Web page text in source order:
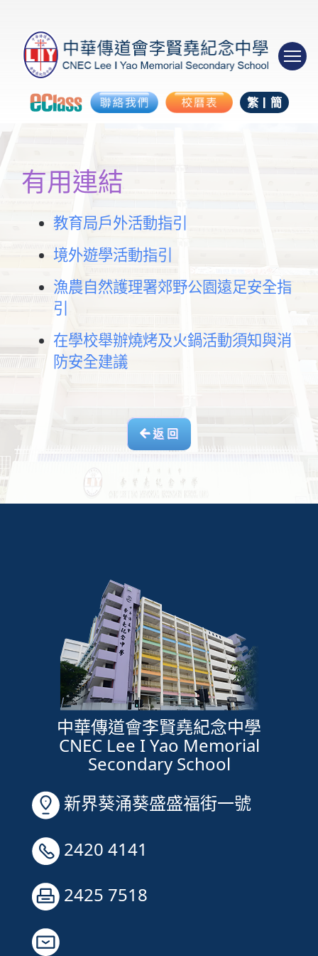
繁 |簡
有用連結
教育局戶外活動指引
境外遊學活動指引
漁農自然護理署郊野公園遠足安全指
引
在學校舉辦燒烤及火鍋活動須知與消
防安全建議
返 回
中華傳道會李賢堯紀念中學
CNEC Lee I Yao Memorial
Secondary School
新界葵涌葵盛盛福街一號
2420 4141
2425 7518